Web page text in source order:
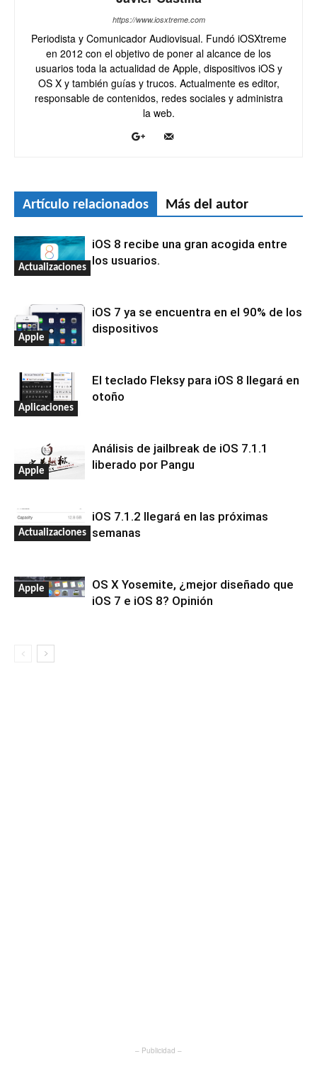
https://www.iosxtreme.com
Periodista y Comunicador Audiovisual. Fundó iOSXtreme
en 2012 con el objetivo de poner al alcance de los
usuarios toda la actualidad de Apple, dispositivos iOS y
OS X y también guías y trucos. Actualmente es editor,
responsable de contenidos, redes sociales y administra
la web.
Artículo relacionados Más del autor
Actualizaciones
iOS 8 recibe una gran acogida entre
los usuarios.
Apple
iOS 7 ya se encuentra en el 90% de los
dispositivos
Aplicaciones
El teclado Fleksy para iOS 8 llegará en
otoño
Apple
Análisis de jailbreak de iOS 7.1.1
liberado por Pangu
Actualizaciones
iOS 7.1.2 llegará en las próximas
semanas
Apple
OS X Yosemite, ¿mejor diseñado que
iOS 7 e iOS 8? Opinión
– Publicidad –